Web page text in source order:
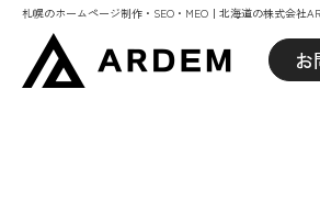
札幌のホームページ制作・SEO・MEO｜北海道の株式会社
お